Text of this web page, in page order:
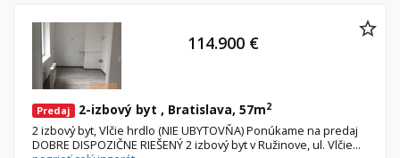
Predaj 2-izbový byt , Bratislava, 57m2
2 izbový byt, Vlčie hrdlo (NIE UBYTOVŇA) Ponúkame na predaj
DOBRE DISPOZIČNE RIEŠENÝ 2 izbový byt v Ružinove, ul. Vlčie...
114.900 €